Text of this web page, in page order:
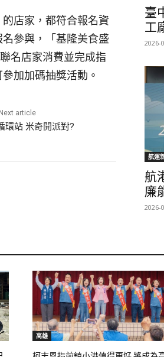
店家，都符合報名資
參與，「基隆美食盛
名店家消費並完成指
加加碼抽獎活動。
Next article
環站 米奇開派對?
臺
工
2026-
航運
航
廉
2026-
高雄